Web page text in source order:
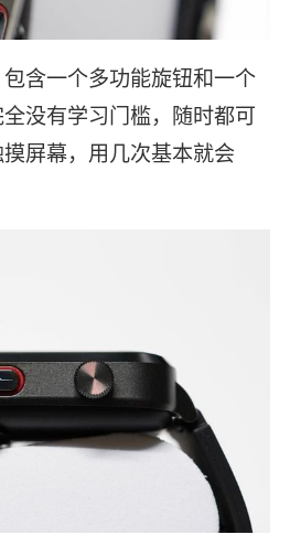
含一个多功能旋钮和一个
没有学习门槛，随时都可
屏幕，用几次基本就会